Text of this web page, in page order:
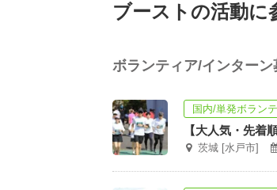
ブーストの活動に
ボランティア/インターン
国内/単発ボラン
【大人気・先着
茨城 [水戸市]